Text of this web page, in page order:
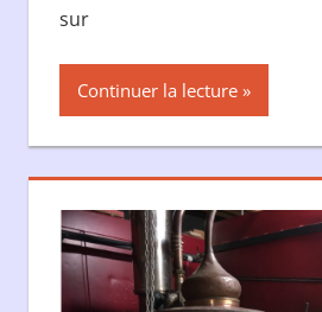
sur
Continuer la lecture